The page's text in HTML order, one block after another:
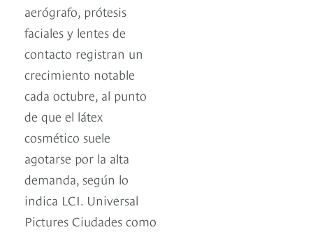
aerógrafo, prótesis
faciales y lentes de
contacto registran un
crecimiento notable
cada octubre, al punto
de que el látex
cosmético suele
agotarse por la alta
demanda, según lo
indica LCI. Universal
Pictures Ciudades como